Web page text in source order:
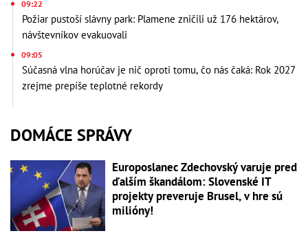
09:22
Požiar pustoší slávny park: Plamene zničili už 176 hektárov,
návštevníkov evakuovali
09:05
Súčasná vlna horúčav je nič oproti tomu, čo nás čaká: Rok 2027
zrejme prepíše teplotné rekordy
DOMÁCE SPRÁVY
Europoslanec Zdechovský varuje pred
ďalším škandálom: Slovenské IT
projekty preveruje Brusel, v hre sú
milióny!